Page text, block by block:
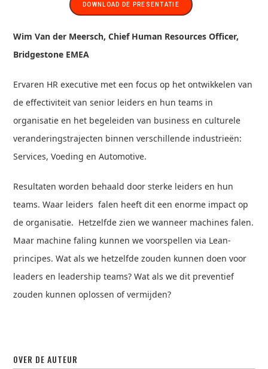
DOWNLOAD DE PRESENTATIE
Wim Van der Meersch, Chief Human Resources Officer,
Bridgestone EMEA
Ervaren HR executive met een focus op het ontwikkelen van
de effectiviteit van senior leiders en hun teams in
organisatie en het begeleiden van business en culturele
veranderingstrajecten binnen verschillende industrieën:
Services, Voeding en Automotive.
Resultaten worden behaald door sterke leiders en hun
teams. Waar leiders falen heeft dit een enorme impact op
de organisatie. Hetzelfde zien we wanneer machines falen.
Maar machine faling kunnen we voorspellen via Lean-
principes. Wat als we hetzelfde zouden kunnen doen voor
leaders en leadership teams? Wat als we dit preventief
zouden kunnen oplossen of vermijden?
OVER DE AUTEUR